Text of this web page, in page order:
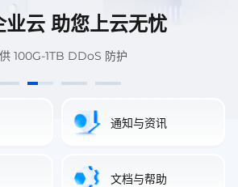
安全SSL证书
化网站安全 使客户信息保持绝对私密
猫超级算力云
算平台和满足弹性需求的 AI 算力云。
业云 助您上云无忧
100G-1TB DDoS 防护
防护量 无视CC攻击策略
安全SSL证书
化网站安全 使客户信息保持绝对私密
猫超级算力云
算平台和满足弹性需求的 AI 算力云。
通知与资讯
文档与帮助